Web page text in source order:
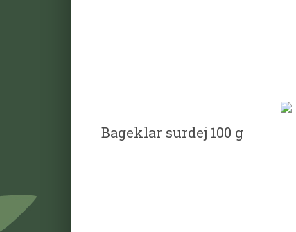
Bageklar surdej 100 g